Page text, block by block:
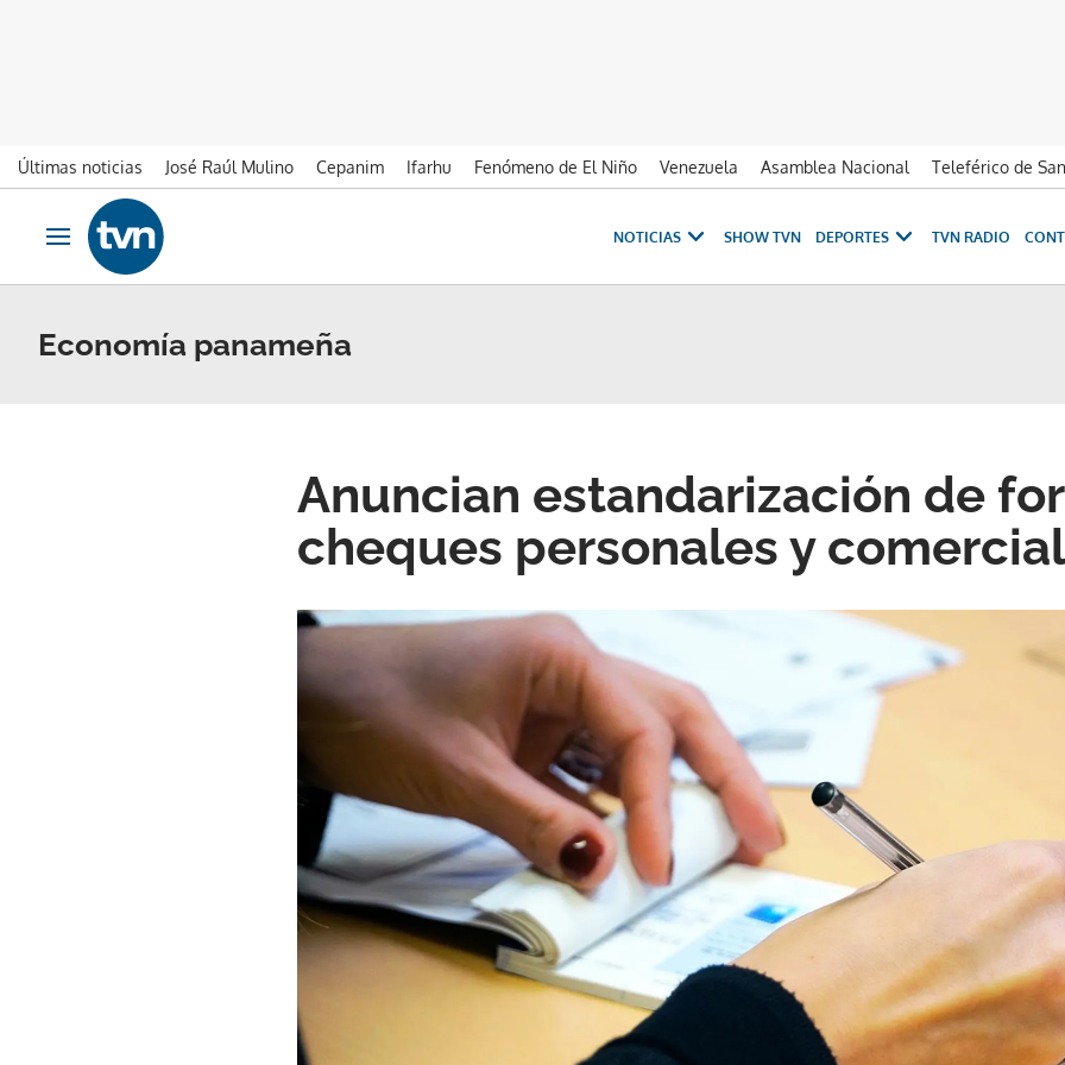
Últimas noticias José Raúl Mulino Cepanim Ifarhu Fenómeno de El Niño Venezuela Asamblea Nacional
Teleférico de
Ir al contenido
Obrir navegació
NOTICIAS SHOW TVN DEPORTES TVN RADIO
Economía panameña
Anuncian estandarización de
cheques personales y